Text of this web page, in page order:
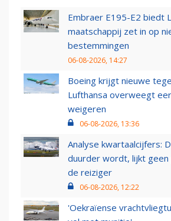
Embraer E195-E2 biedt
maatschappij zet in op
bestemmingen
06-08-2026, 14:27
Boeing krijgt nieuwe
Lufthansa overweegt
weigeren
06-08-2026, 13:36
Analyse kwartaalcijfers:
duurder wordt, lijkt
de reiziger
06-08-2026, 12:22
'Oekraïense